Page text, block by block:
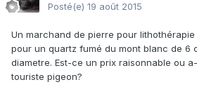
Posté(e) 19 août 2015
Un marchand de pierre pour
pour un quartz fumé du mont blanc de 6
diametre. Est-ce un prix raisonnable ou
touriste pigeon?